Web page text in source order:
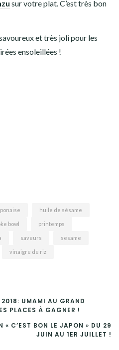
sur votre plat. C’est très bon
et très joli pour les
ensoleillées !
huile de sésame
bowl printemps
saveurs sesame
vinaigre de riz
UMAMI AU GRAND
PLACES À GAGNER !
« C’EST BON LE JAPON » DU 29
JUIN AU 1ER JUILLET !